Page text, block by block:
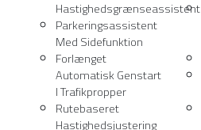
Hastighedsgrænseassistent
Parkeringsassistent
Med Sidefunktion
Forlænget
Automatisk Genstart
I Trafikpropper
Rutebaseret
Hastighedsjustering